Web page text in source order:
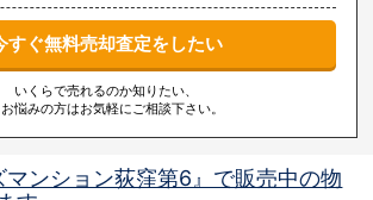
すぐ無料売却査定をしたい
いくらで売れるのか知りたい、
お悩みの方はお気軽にご相談下さい。
マンション荻窪第6』で販売中の物